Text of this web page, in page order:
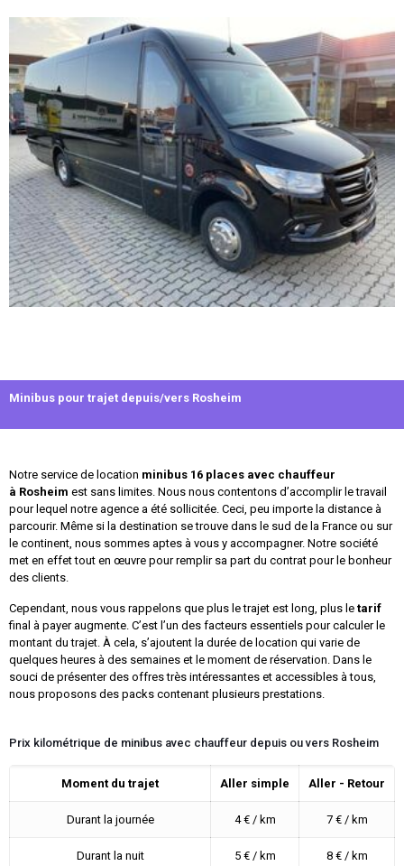
Minibus pour trajet depuis/vers Rosheim
Notre service de location minibus 16 places avec chauffeur
à Rosheim est sans limites. Nous nous contentons d’accomplir le travail
pour lequel notre agence a été sollicitée. Ceci, peu importe la distance à
parcourir. Même si la destination se trouve dans le sud de la France ou sur
le continent, nous sommes aptes à vous y accompagner. Notre société
met en effet tout en œuvre pour remplir sa part du contrat pour le bonheur
des clients.
Cependant, nous vous rappelons que plus le trajet est long, plus le tarif
final à payer augmente. C’est l’un des facteurs essentiels pour calculer le
montant du trajet. À cela, s’ajoutent la durée de location qui varie de
quelques heures à des semaines et le moment de réservation. Dans le
souci de présenter des offres très intéressantes et accessibles à tous,
nous proposons des packs contenant plusieurs prestations.
Prix kilométrique de minibus avec chauffeur depuis ou vers Rosheim
Moment du trajet Aller simple Aller - Retour
Durant la journée 4 € / km 7 € / km
Durant la nuit 5 € / km 8 € / km